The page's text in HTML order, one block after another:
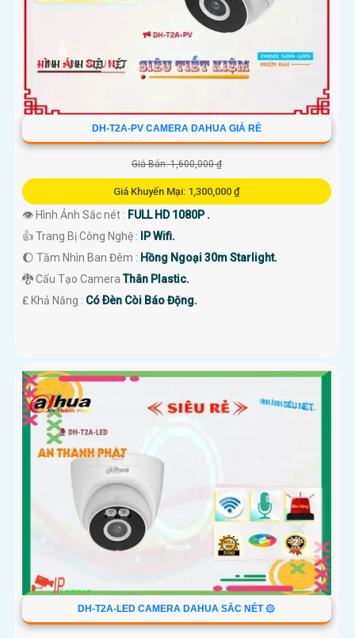
DH-T2A-PV CAMERA DAHUA GIÁ RẺ
Giá Bán: 1,600,000 ₫
Giá Khuyến Mại: 1,300,000 ₫
👁 Hình Ảnh Sắc nét : FULL HD 1080P .
👍 Trang Bị Công Nghệ :
IP Wifi.
🌔 Tầm Nhìn Ban Đêm : Hồng Ngoại 30m Starlight.
🐉️ Cấu Tạo CameraThân Plastic.
️₤ Khả Năng : Có Ðèn Còi Báo Động.
DH-T2A-LED CAMERA DAHUA SẮC NÉT ۞